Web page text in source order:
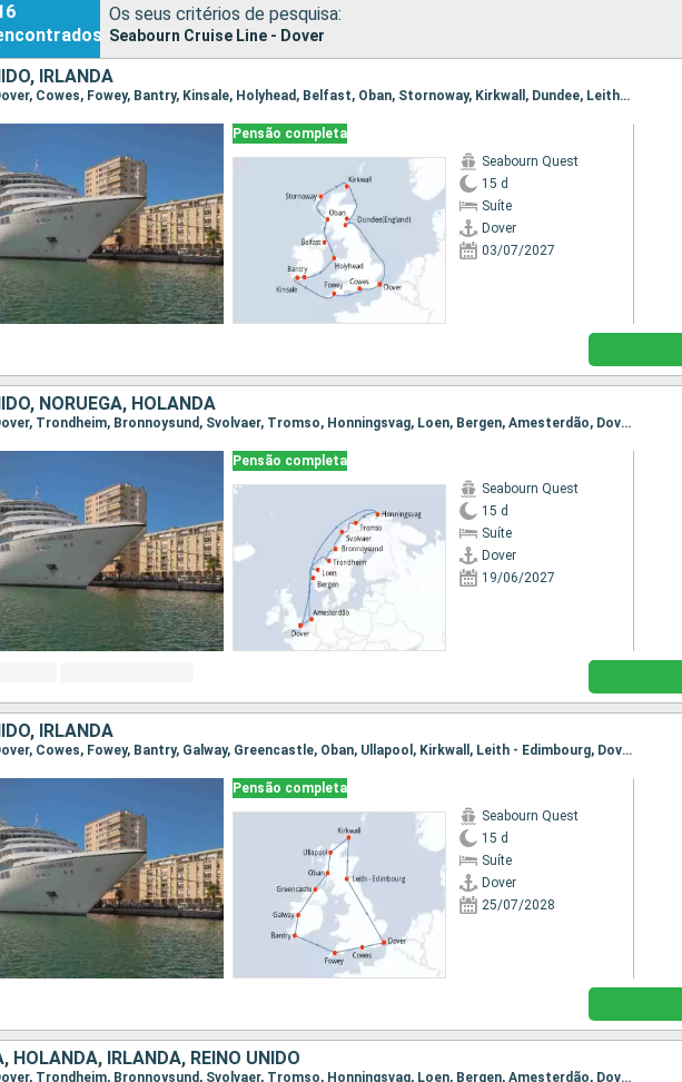
Os seus critérios de pesquisa:
Seabourn Cruise Line - Dover
IRLANDA
Itinerário : Dover, Cowes, Fowey, Bantry, Kinsale, Holyhead, Belfast, Oban, Stornoway, Kirkwall, Dundee, Leith - Edimbourg, Dover
Pensão completa
Seabourn Quest
15 d
Suíte
Dover
03/07/2027
NORUEGA, HOLANDA
Itinerário : Dover, Trondheim, Bronnoysund, Svolvaer, Tromso, Honningsvag, Loen, Bergen, Amesterdão, Dover
Pensão completa
Seabourn Quest
15 d
Suíte
Dover
19/06/2027
IRLANDA
Itinerário : Dover, Cowes, Fowey, Bantry, Galway, Greencastle, Oban, Ullapool, Kirkwall, Leith - Edimbourg, Dover
Pensão completa
Seabourn Quest
15 d
Suíte
Dover
25/07/2028
HOLANDA, IRLANDA, REINO UNIDO
Itinerário : Dover, Trondheim, Bronnoysund, Svolvaer, Tromso, Honningsvag, Loen, Bergen, Amesterdão, Dover, Cowes, Fowey, Bantry, Kinsale, Holyhead, Belfast, Oban, Stornoway, Kirkwall, Dundee, Leith - Edimbourg, Dover